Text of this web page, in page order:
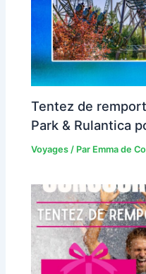
Tentez de
Park & Rulantica
Voyages / Par Emma de